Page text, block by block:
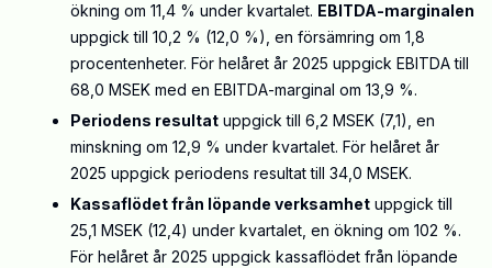
ökning om 11,4 % under kvartalet. EBITDA-marginalen
uppgick till 10,2 % (12,0 %), en försämring om 1,8
procentenheter. För helåret år 2025 uppgick EBITDA till
68,0 MSEK med en EBITDA-marginal om 13,9 %.
Periodens resultat uppgick till 6,2 MSEK (7,1), en
minskning om 12,9 % under kvartalet. För helåret år
2025 uppgick periodens resultat till 34,0 MSEK.
Kassaflödet från löpande verksamhet uppgick till
25,1 MSEK (12,4) under kvartalet, en ökning om 102 %.
För helåret år 2025 uppgick kassaflödet från löpande